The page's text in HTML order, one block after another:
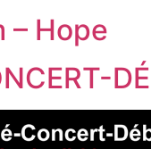
– Hope